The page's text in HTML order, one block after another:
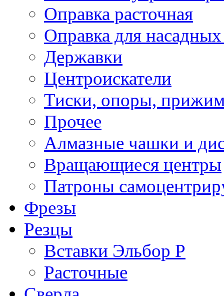
Оправка расточная
Оправка для
Державки
Центроискатели
Тиски, опоры,
Прочее
Алмазные чашки и
Вращающиеся центры
Патроны
Фрезы
Резцы
Вставки Эльбор Р
Расточные